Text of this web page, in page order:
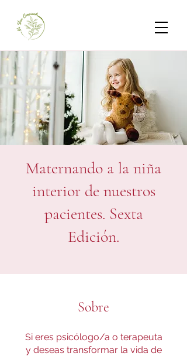
Maternando a la niña
interior de nuestros
pacientes. Sexta
Edición.
Sobre
Si eres psicólogo/a o terapeuta
y deseas transformar la vida de